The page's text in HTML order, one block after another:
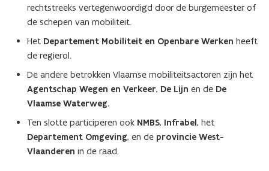
rechtstreeks vertegenwoordigd door de burgemeester of
de schepen van mobiliteit.
Het Departement Mobiliteit en Openbare Werken heeft
de regierol.
De andere betrokken Vlaamse mobiliteitsactoren zijn het
Agentschap Wegen en Verkeer, De Lijn en de De
Vlaamse Waterweg.
Ten slotte participeren ook NMBS, Infrabel, het
Departement Omgeving, en de provincie West-
Vlaanderen in de raad.